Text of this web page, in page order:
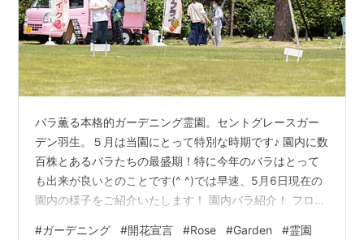
バラ薫る本格的ガーデニング霊園。セントグレースガー
デン羽生。５月は当園にとって特別な時期です♪ 園内に数
百株とあるバラたちの最盛期！特に今年のバラはとって
も出来が良いとのことです(^ ^)では早速、5月6日現在の
園内の様子をご紹介いたします！ 園内バラ紹介！ フロン
#ガーデニング #開花宣言 #Rose #Garden #霊園